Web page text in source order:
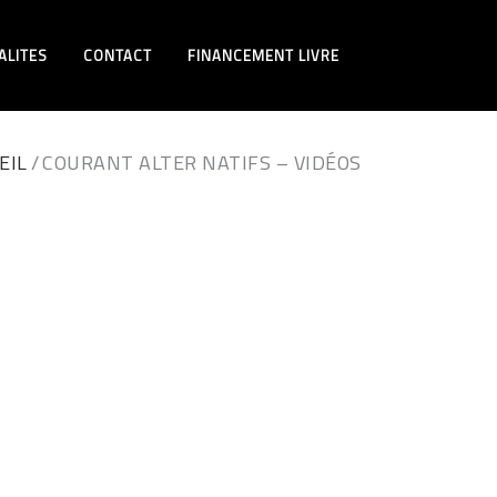
CONTACT FINANCEMENT LIVRE
COURANT ALTER NATIFS – VIDÉOS